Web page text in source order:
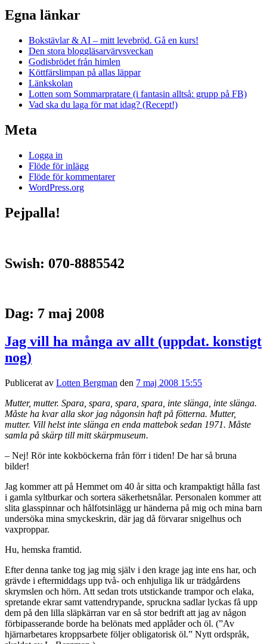
Egna länkar
Bokstävlar & AI – mitt levebröd. Gå en kurs!
Den stora bloggläsarvärvsveckan
Godisbrödet från himlen
Köttfärslimpan på allas läppar
Länkskolan
Lotten som Sommarpratare (i fantasin alltså: grupp på FB)
Vad ska du laga för mat idag? (Recept!)
Meta
Logga in
Flöde för inlägg
Flöde för kommentarer
WordPress.org
Pejpalla!
Swish: 070-8885542
Dag: 7 maj 2008
Jag vill ha många av allt (uppdat. konstigt
nog)
Publicerat av Lotten Bergman den 7 maj 2008 15:55
Mutter, mutter. Spara, spara, spara, spara, inte slänga, inte slänga.
Måste ha kvar alla skor jag någonsin haft på fötterna. Mutter,
mutter. Vill helst inte slänga en enda mattebok sedan 1971. Måste
samla på skärp till mitt skärpmuseum.
– Nej! Rör inte kokböckerna från förr i tiden! De har så bruna
bilder!
Jag kommer att på Hemmet om 40 år sitta och krampaktigt hålla fast
i gamla syltburkar och sortera säkerhetsnålar. Personalen kommer att
slita glasspinnar och hålfotsinlägg ur händerna på mig och mina barn
undersöka mina smyckeskrin, där jag då förvarar snigelhus och
vaxproppar.
Hu, hemska framtid.
Efter denna tanke tog jag mig själv i den krage jag inte ens har, och
grävde i eftermiddags upp två- och enhjuliga lik ur trädgårdens
skrymslen och hörn. Att sedan trots utstickande trampor och elaka,
spretande ekrar samt vattendrypande, spruckna sadlar lyckas få upp
dem på den lilla släpkärran var en så stor bedrift att jag av någon
förbipasserande borde ha belönats med applåder och öl. (”Av
hjärnarbetares kroppsarbete följer obligatorisk öl.” Nytt ordspråk,